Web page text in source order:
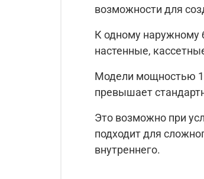
возможности для
К одному наружному
настенные,
Модели мощностью
превышает
Это возможно при
подходит для
внутреннего.